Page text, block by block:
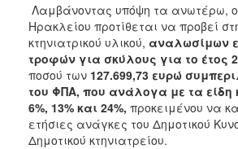
Λαμβάνοντας υπόψη τα ανωτέρω,
Ηρακλείου προτίθεται να προβεί
κτηνιατρικού υλικού, αναλωσίμων
τροφών για σκύλους για το έτος
ποσού των 127.699,73 ευρώ
του ΦΠΑ, που ανάλογα με τα είδη
6%, 13% και 24%, προκειμένου να
ετήσιες ανάγκες του Δημοτικού
Δημοτικού κτηνιατρείου.